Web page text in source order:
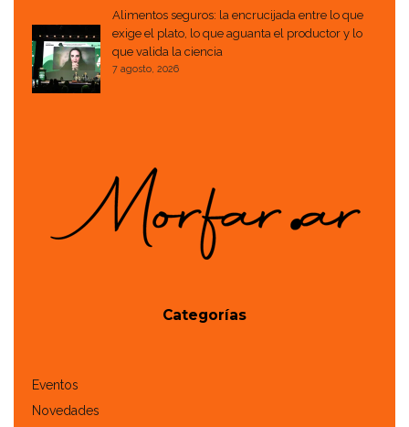
Alimentos seguros: la encrucijada entre lo que
exige el plato, lo que aguanta el productor y lo
que valida la ciencia
7 agosto, 2026
Categorías
Eventos
Novedades